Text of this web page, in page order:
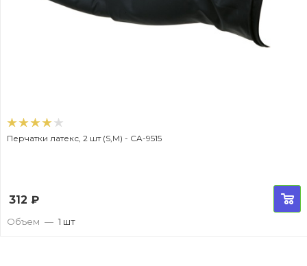
Перчатки латекс, 2 шт (S,M) - CA-9515
312 ₽
Объем — 1 шт